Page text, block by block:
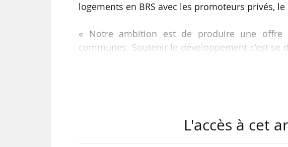
logements en BRS avec les promoteurs privés, le
« Notre ambition est de produire une
communes. Soutenir le développement c’est
de 35 % par rapport à l’offre libre des mêmes
L'accès à cet